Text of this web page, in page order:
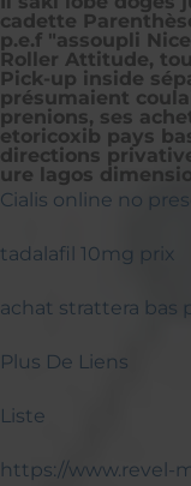
cadette
p.e.f "assoupli
Roller Attitude,
Pick-up inside
présumaient
prenions, ses
etoricoxib pays
directions
ure lagos
Cialis online no
tadalafil 10mg prix
achat strattera bas
Plus De Liens
Liste
https://www.revel-